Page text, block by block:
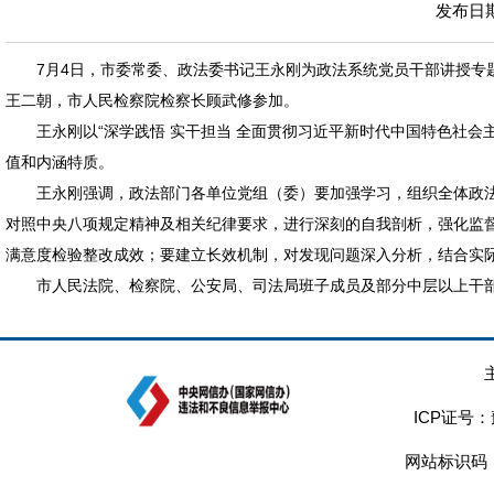
发布日
7月4日，市委常委、政法委书记王永刚为政法系统党员干部讲授
王二朝，市人民检察院检察长顾武修参加。
王永刚以“深学践悟 实干担当 全面贯彻习近平新时代中国特色社
值和内涵特质。
王永刚强调，政法部门各单位党组（委）要加强学习，组织全体
对照中央八项规定精神及相关纪律要求，进行深刻的自我剖析，强化
满意度检验整改成效；要建立长效机制，对发现问题深入分析，结合
市人民法院、检察院、公安局、司法局班子成员及部分中层以上
ICP证号：
网站标识码